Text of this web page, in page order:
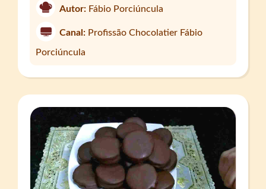
Autor: Fábio Porciúncula
Canal: Profissão Chocolatier Fábio
Porciúncula